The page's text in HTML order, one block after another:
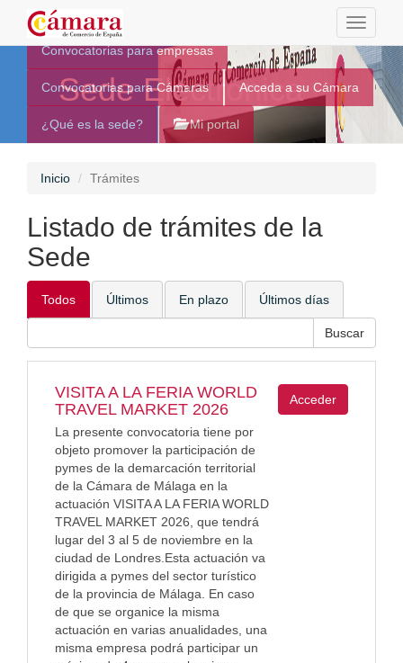
Toggle
Sede Electrónica
Convocatorias para empresas
Convocatorias para Cámaras Acceda a su Cámara
¿Qué es la sede? Mi portal
Inicio Trámites
Listado de trámites de la
Sede
Todos Últimos En plazo Últimos días
VISITA A LA FERIA WORLD
TRAVEL MARKET 2026
La presente convocatoria tiene por
objeto promover la participación de
pymes de la demarcación territorial
de la Cámara de Málaga en la
actuación VISITA A LA FERIA WORLD
TRAVEL MARKET 2026, que tendrá
lugar del 3 al 5 de noviembre en la
ciudad de Londres.Esta actuación va
dirigida a pymes del sector turístico
de la provincia de Málaga. En caso
de que se organice la misma
actuación en varias anualidades, una
misma empresa podrá participar un
Acceder